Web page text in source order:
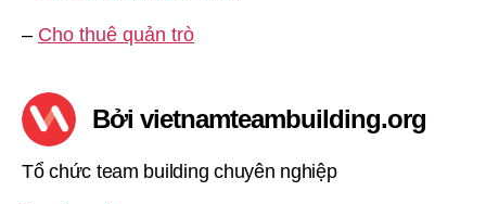
– Cho thuê quản trò
Bởi vietnamteambuilding.org
Tổ chức team building chuyên nghiệp